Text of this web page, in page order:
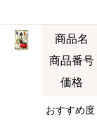
商品名
商品番号
価格
おすすめ度